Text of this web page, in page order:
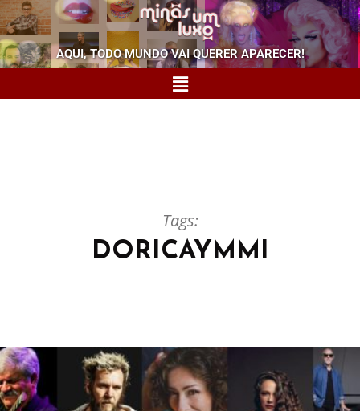
AQUI, TODO MUNDO VAI QUERER APARECER!
Tags:
DORICAYMMI